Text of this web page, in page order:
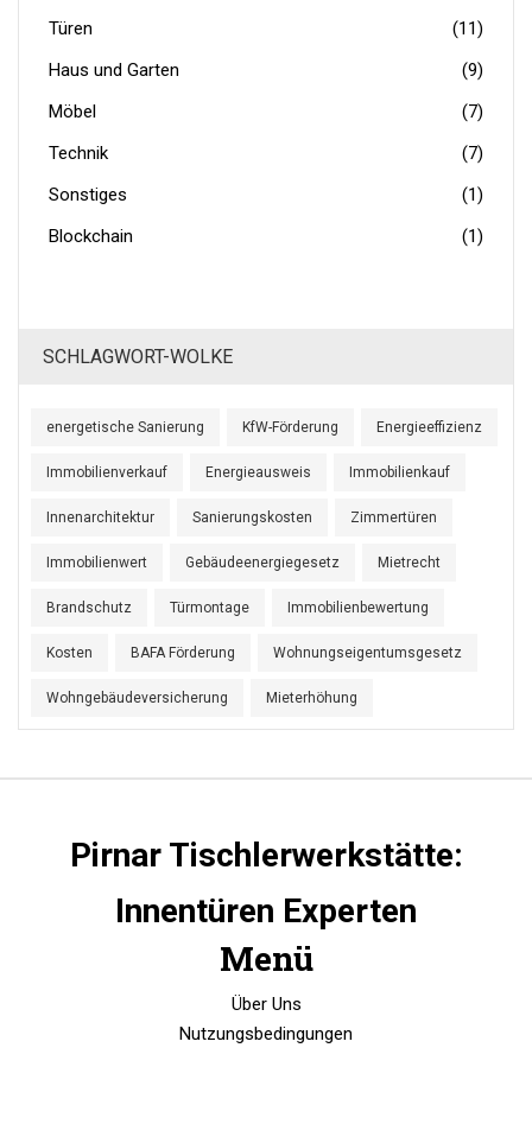
Türen
(11)
Haus und Garten
(9)
Möbel
(7)
Technik
(7)
Sonstiges
(1)
Blockchain
(1)
SCHLAGWORT-WOLKE
energetische Sanierung KfW-Förderung Energieeffizienz
Immobilienverkauf Energieausweis Immobilienkauf
Innenarchitektur Sanierungskosten Zimmertüren
Immobilienwert Gebäudeenergiegesetz Mietrecht
Brandschutz Türmontage Immobilienbewertung
Kosten BAFA Förderung Wohnungseigentumsgesetz
Wohngebäudeversicherung Mieterhöhung
Pirnar Tischlerwerkstätte:
Innentüren Experten
Menü
Über Uns
Nutzungsbedingungen